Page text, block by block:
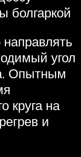
болгаркой
угол
Опытным
круга на
и